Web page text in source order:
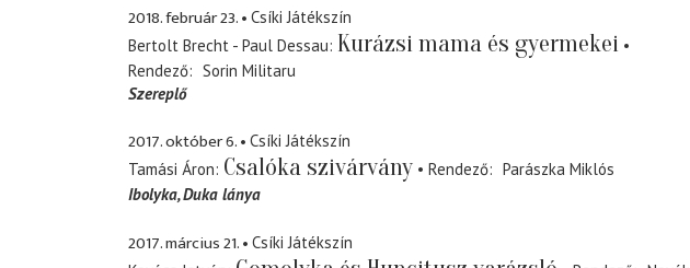
2018. február 23.
Csíki Játékszín
Bertolt Brecht - Paul Dessau Kurázsi mama és gyermekei
Rendező
Sorin Militaru
Szereplő
2017. október 6.
Csíki Játékszín
Tamási Áron Csalóka szivárvány Rendező
Parászka Miklós
Ibolyka Duka lánya
2017. március 21.
Csíki Játékszín